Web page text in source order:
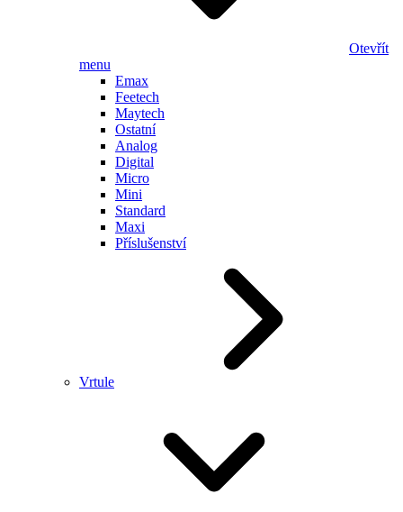
Otevřít
menu
Emax
Feetech
Maytech
Ostatní
Analog
Digital
Micro
Mini
Standard
Maxi
Příslušenství
Vrtule